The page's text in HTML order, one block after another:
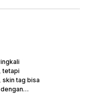
tetapi
skin tag bisa